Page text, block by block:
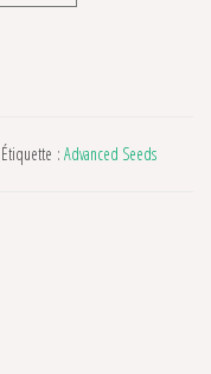
Seeds
Étiquette : Advanced Seeds